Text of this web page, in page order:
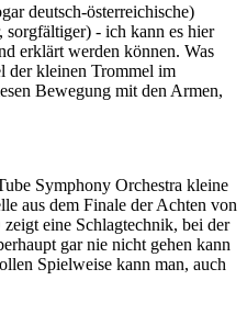
deutsch-österreichische)
- ich kann es hier
erklärt werden können. Was
der kleinen Trommel im
Bewegung mit den Armen,
Symphony Orchestra kleine
aus dem Finale der Achten von
eine Schlagtechnik, bei der
gar nie nicht gehen kann
Spielweise kann man, auch